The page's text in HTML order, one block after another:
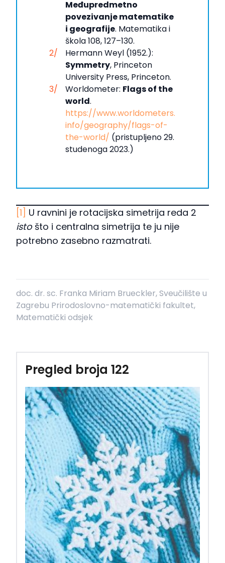
Međupredmetno
povezivanje matematike
i geografije. Matematika i
škola 108, 127–130.
Hermann Weyl (1952.):
Symmetry, Princeton
University Press, Princeton.
Worldometer: Flags of the
world.
https://www.worldometers.
info/geography/flags-of-
the-world/ (pristupljeno 29.
studenoga 2023.)
[1] U ravnini je rotacijska simetrija reda 2
istošto i centralna simetrija te ju nije
potrebno zasebno razmatrati.
doc. dr. sc. Franka Miriam Brueckler, Sveučilište u
Zagrebu Prirodoslovno-matematički fakultet,
Matematički odsjek
Pregled broja 122